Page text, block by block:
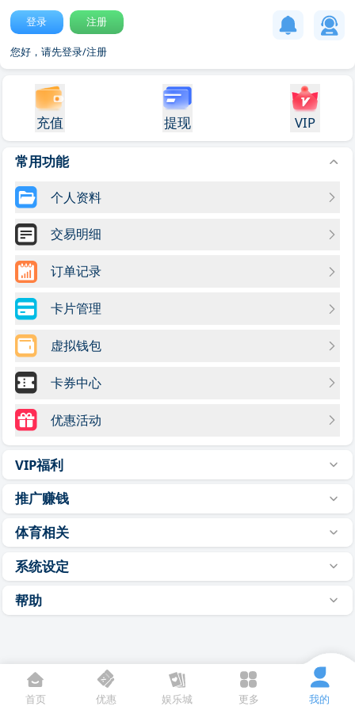
登录 注册
您好，请先登录/注册
充值 提现 VIP
常用功能
个人资料
交易明细
VIP福利
推广赚钱
体育相关
系统设定
帮助
首页 优惠 娱乐城 更多 我的